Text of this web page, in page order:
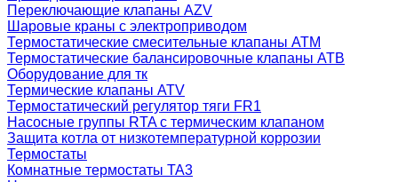
Переключающие клапаны AZV
Шаровые краны с электроприводом
Термостатические смесительные клапаны ATM
Термостатические балансировочные клапаны ATB
Оборудование для тк
Термические клапаны ATV
Термостатический регулятор тяги FR1
Насосные группы RTA с термическим клапаном
Защита котла от низкотемпературной коррозии
Термостаты
Комнатные термостаты TA3